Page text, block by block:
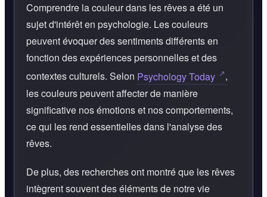
Comprendre la couleur dans les rêves a été un
sujet d'intérêt en psychologie. Les couleurs
peuvent évoquer des sentiments différents en
fonction des expériences personnelles et des
contextes culturels. Selon Psychology Today
,
les couleurs peuvent affecter de manière
significative nos émotions et nos comportements,
ce qui les rend essentielles dans l'analyse des
rêves.
De plus, des recherches ont montré que les rêves
intègrent souvent des éléments de notre vie